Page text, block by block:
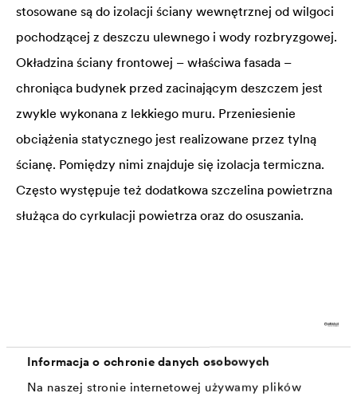
Informacja o ochronie danych osobowych
Na naszej stronie internetowej używamy plików
stosowane są do izolacji ściany wewnętrznej od wilgoci
pochodzącej z deszczu ulewnego i wody rozbryzgowej.
Okładzina ściany frontowej – właściwa fasada –
chroniąca budynek przed zacinającym deszczem jest
zwykle wykonana z lekkiego muru. Przeniesienie
obciążenia statycznego jest realizowane przez tylną
ścianę. Pomiędzy nimi znajduje się izolacja termiczna.
Często występuje też dodatkowa szczelina powietrzna
służąca do cyrkulacji powietrza oraz do osuszania.
Izolacje poziome podczas wykonywania ścian
zewnętrznych i wewnętrznych umieszcza się między